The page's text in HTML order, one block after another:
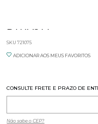
DYNASTY
SKU 721075
ADICIONAR AOS MEUS FAVORITOS
CONSULTE FRETE E PRAZO DE
Não sabe o CEP?